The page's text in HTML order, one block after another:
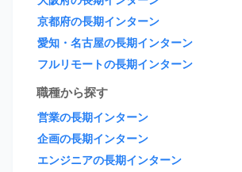
京都府の長期インターン
愛知・名古屋の長期インターン
フルリモートの長期インターン
職種から探す
営業の長期インターン
企画の長期インターン
エンジニアの長期インターン